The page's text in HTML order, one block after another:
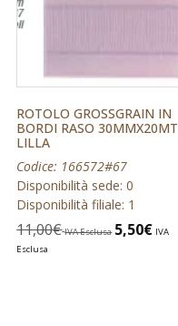
ROTOLO GROSSGRAIN IN
BORDI RASO 30MMX20MT
LILLA
Codice: 166572#67
Disponibilità sede: 0
Disponibilità filiale: 1
11,00€ IVA Esclusa 5,50€ IVA
Esclusa